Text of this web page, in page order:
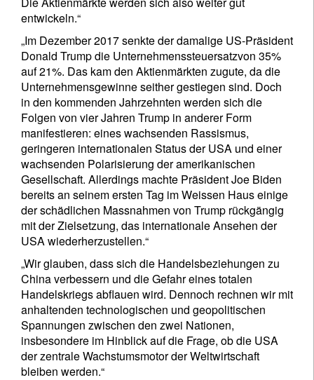
entwickeln.“
„Im Dezember 2017 senkte der damalige US-Präsident
Donald Trump die Unternehmenssteuersatzvon 35%
auf 21%. Das kam den Aktienmärkten zugute, da die
Unternehmensgewinne seither gestiegen sind. Doch
in den kommenden Jahrzehnten werden sich die
Folgen von vier Jahren Trump in anderer Form
manifestieren: eines wachsenden Rassismus,
geringeren internationalen Status der USA und einer
wachsenden Polarisierung der amerikanischen
Gesellschaft. Allerdings machte Präsident Joe Biden
bereits an seinem ersten Tag im Weissen Haus einige
der schädlichen Massnahmen von Trump rückgängig
mit der Zielsetzung, das internationale Ansehen der
USA wiederherzustellen.“
„Wir glauben, dass sich die Handelsbeziehungen zu
China verbessern und die Gefahr eines totalen
Handelskriegs abflauen wird. Dennoch rechnen wir mit
anhaltenden technologischen und geopolitischen
Spannungen zwischen den zwei Nationen,
insbesondere im Hinblick auf die Frage, ob die USA
der zentrale Wachstumsmotor der Weltwirtschaft
bleiben werden.“